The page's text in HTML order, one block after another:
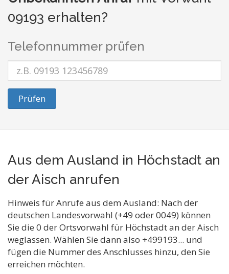
09193 erhalten?
Telefonnummer prüfen
Prüfen
Aus dem Ausland in Höchstadt an
der Aisch anrufen
Hinweis für Anrufe aus dem Ausland: Nach der
deutschen Landesvorwahl (+49 oder 0049) können
Sie die 0 der Ortsvorwahl für Höchstadt an der Aisch
weglassen. Wählen Sie dann also +499193... und
fügen die Nummer des Anschlusses hinzu, den Sie
erreichen möchten.